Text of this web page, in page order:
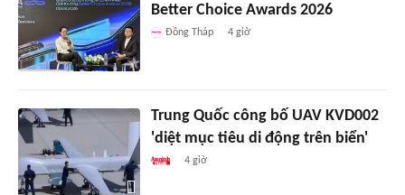
Better Choice Awards 2026
Đồng Tháp 4 giờ
Trung Quốc công bố UAV KVD002
'diệt mục tiêu di động trên biển'
4 giờ